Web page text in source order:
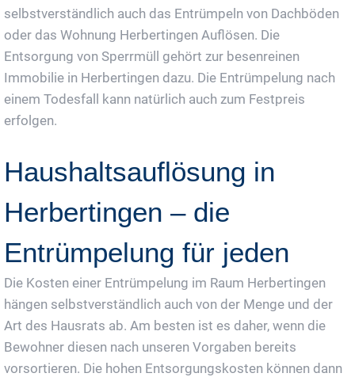
selbstverständlich auch das Entrümpeln von Dachböden
oder das Wohnung Herbertingen Auflösen. Die
Entsorgung von Sperrmüll gehört zur besenreinen
Immobilie in Herbertingen dazu. Die Entrümpelung nach
einem Todesfall kann natürlich auch zum Festpreis
erfolgen.
Haushaltsauflösung in
Herbertingen – die
Entrümpelung für jeden
Die Kosten einer Entrümpelung im Raum Herbertingen
hängen selbstverständlich auch von der Menge und der
Art des Hausrats ab. Am besten ist es daher, wenn die
Bewohner diesen nach unseren Vorgaben bereits
vorsortieren. Die hohen Entsorgungskosten können dann